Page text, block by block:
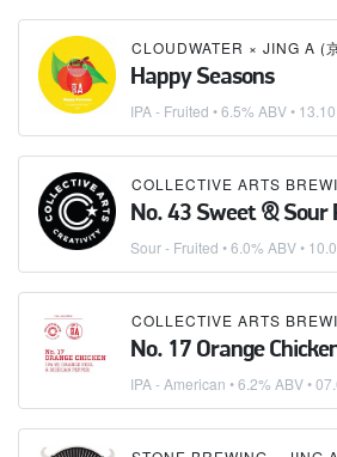
CLOUDWATER × JING A (京A) BREWING
Happy Seasons
IPA - Fruited • 6.5% ABV •
No. 43 Sweet & Sour
Sour - Fruited • 6.0% ABV •
No. 17 Orange
IPA - American • 6.2% ABV •